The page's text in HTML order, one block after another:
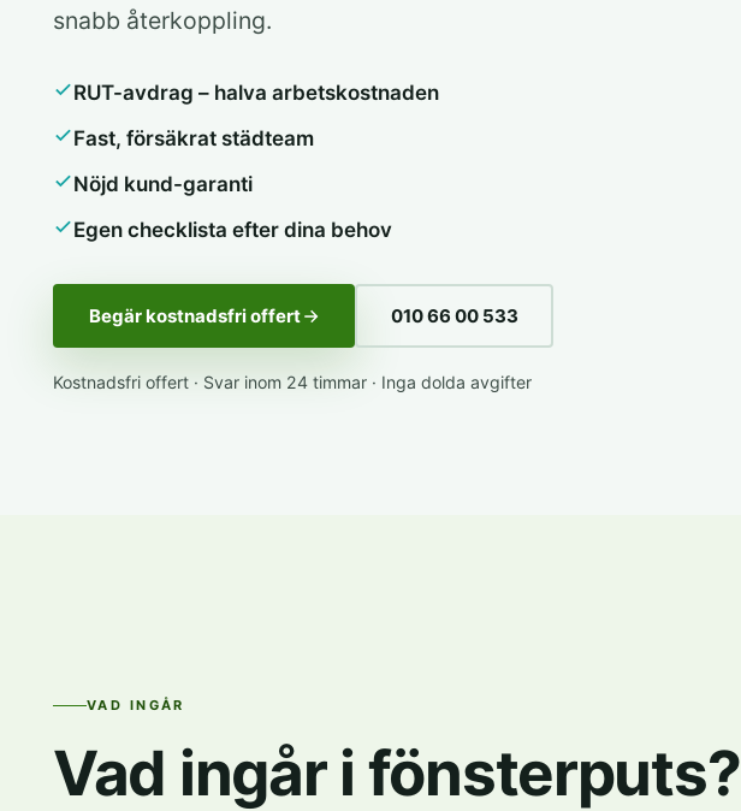
snabb återkoppling.
RUT-avdrag – halva arbetskostnaden
Fast, försäkrat städteam
Nöjd kund-garanti
Egen checklista efter dina behov
Begär kostnadsfri offert 010 66 00 533
Kostnadsfri offert · Svar inom 24 timmar · Inga dolda avgifter
VAD INGÅR
Vad ingår i fönsterputs?